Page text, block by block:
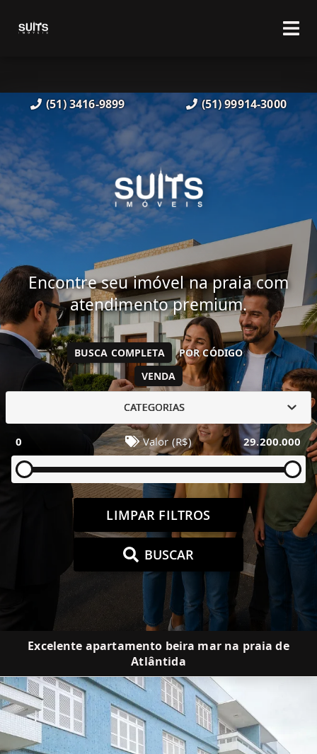
(51) 3416-9899 (51) 99914-3000
Encontre seu imóvel na praia com
atendimento premium.
VENDA
BUSCA COMPLETA POR CÓDIGO
CATEGORIAS
0 Valor (R$) 29.200.000
LIMPAR FILTROS
BUSCAR
Excelente apartamento beira mar na praia de
Atlântida